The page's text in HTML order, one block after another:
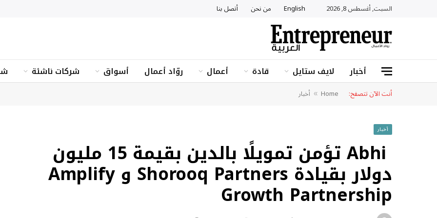
السبت, أغسطس 8, 2026 English من نحن أتصل بنا
أخبار لايف ستايل قادة أعمال روّاد أعمال أسواق شركات ناشئة
أنت الآن تتصفح: Home
» أخبار
أخبار
Abhi تؤمن تمويلًا بالدين بقيمة 15 مليون
دولار بقيادة Shorooq Partners و Amplify
Growth Partnership